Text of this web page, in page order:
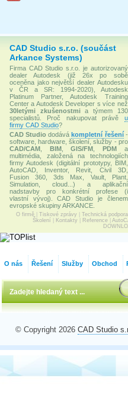
CAD Studio s.r.o. (součást
Arkance Systems)
Firma CAD Studio s.r.o. je autorizovaný
dealer Autodesk (již 26x po sobě
oceněna jako největší dealer Autodesku
v ČR a SR: 1994-2020), Autodesk
Platinum Partner, Autodesk Training
Center a Autodesk Developer s více než
30letými zkušenostmia týmem 130
specialistů. Proč nakupovat právě u
firmy CAD Studio?
CAD Studio dodávákompletní řešení-
software, hardware, školení, služby - pro
CAD/CAM
BIM,GIS/FM ,PDM a
multimédia, založená na technologiích
firmy Autodesk (digitální prototypy, BIM,
AutoCAD, Inventor, Revit, Civil 3D,
Fusion 360, 3ds Max, Vault, Plant,
Simulation, cloud...) a aplikační
nadstavby pro konkrétní profese (i
vlastní vývoj). CAD Studio je členem
evropské skupiny ARKANCE.
O firmě Tiskové zprávy Technická podpora
Školení
Kontakty Reference|
O nás Řešení Služby Obchod
© Copyright 2026 CAD Studio